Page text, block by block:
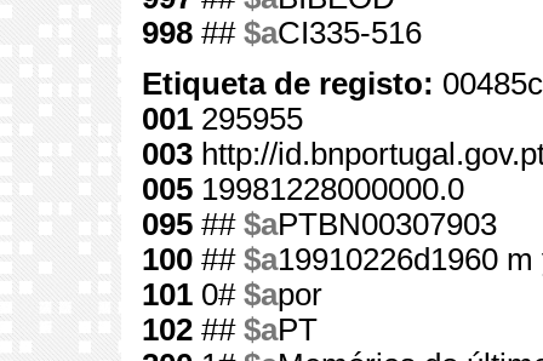
998 ## $aCI335-516
Etiqueta de registo:
001 295955
003 http://
005 19981228000000.0
095 ## $aPTBN00307903
100 ## $a19910226d1960
101 0# $apor
102 ## $aPT